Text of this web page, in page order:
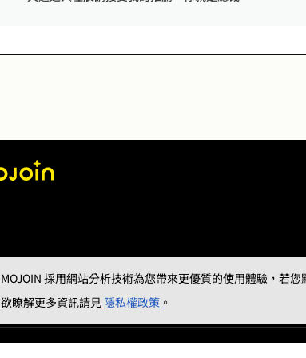
MOJOIN 採用網站分析技術為您帶來更優質的使用體驗，若
欲瞭解更多資訊請見 隱私權政策 。